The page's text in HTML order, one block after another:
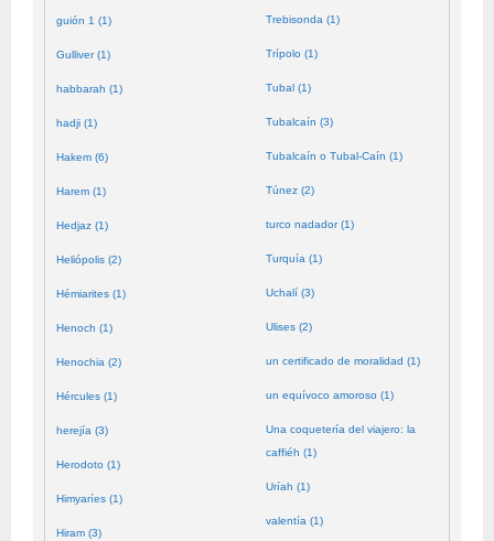
guión 1 (1)
Gulliver (1)
habbarah (1)
hadji (1)
Hakem (6)
Harem (1)
Hedjaz (1)
Heliópolis (2)
Hémiarites (1)
Henoch (1)
Henochia (2)
Hércules (1)
herejía (3)
Herodoto (1)
Himyaríes (1)
Hiram (3)
Trebisonda (1)
Trípolo (1)
Tubal (1)
Tubalcaín (3)
Tubalcaín o Tubal-Caín (1)
Túnez (2)
turco nadador (1)
Turquía (1)
Uchalí (3)
Ulises (2)
un certificado de moralidad (1)
un equívoco amoroso (1)
Una coquetería del viajero: la
caffiéh (1)
Uríah (1)
valentía (1)